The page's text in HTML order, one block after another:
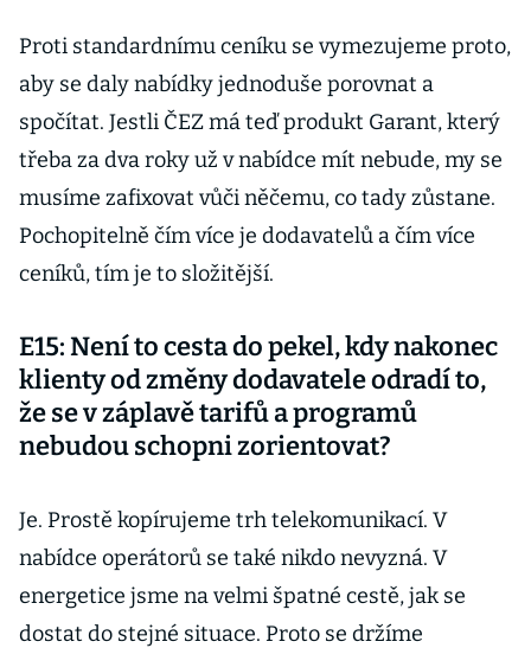
Proti standardnímu ceníku se vymezujeme proto,
aby se daly nabídky jednoduše porovnat a
spočítat. Jestli ČEZ má teď produkt Garant, který
třeba za dva roky už v nabídce mít nebude, my se
musíme zafixovat vůči něčemu, co tady zůstane.
Pochopitelně čím více je dodavatelů a čím více
ceníků, tím je to složitější.
E15: Není to cesta do pekel, kdy nakonec
klienty od změny dodavatele odradí to,
že se v záplavě tarifů a programů
nebudou schopni zorientovat?
Je. Prostě kopírujeme trh telekomunikací. V
nabídce operátorů se také nikdo nevyzná. V
energetice jsme na velmi špatné cestě, jak se
dostat do stejné situace. Proto se držíme